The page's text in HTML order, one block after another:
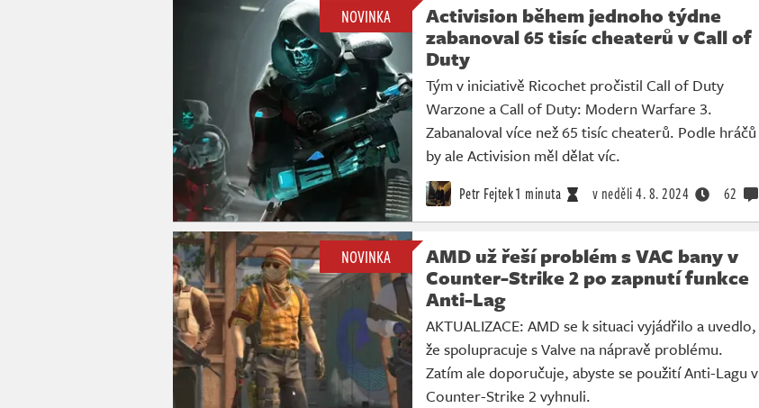
NOVINKA
Activision během jednoho týdne
zabanoval 65 tisíc cheaterů v Call of
Duty
Tým v iniciativě Ricochet pročistil Call of Duty
Warzone a Call of Duty: Modern Warfare 3.
Zabanaloval více než 65 tisíc cheaterů. Podle hráčů
by ale Activision měl dělat víc.
Petr Fejtek1 minuta v neděli4. 8. 2024 62
NOVINKA
AMD už řeší problém s VAC bany v
Counter-Strike 2 po zapnutí funkce
Anti-Lag
AKTUALIZACE: AMD se k situaci vyjádřilo a uvedlo,
že spolupracuje s Valve na nápravě problému.
Zatím ale doporučuje, abyste se použití Anti-Lagu v
Counter-Strike 2 vyhnuli.